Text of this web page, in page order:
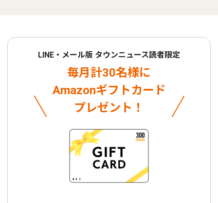
LINE・メール版 タウンニュース読者限定
毎月計30名様に
Amazonギフトカード
プレゼント！